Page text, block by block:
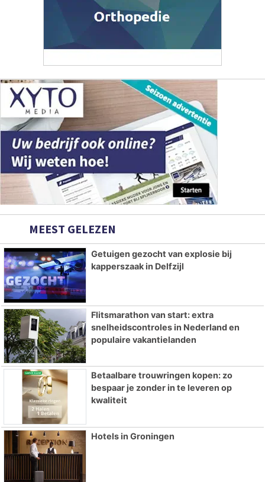
MEEST GELEZEN
Getuigen gezocht van explosie bij
kapperszaak in Delfzijl
Flitsmarathon van start: extra
snelheidscontroles in Nederland en
populaire vakantielanden
Betaalbare trouwringen kopen: zo
bespaar je zonder in te leveren op
kwaliteit
Hotels in Groningen